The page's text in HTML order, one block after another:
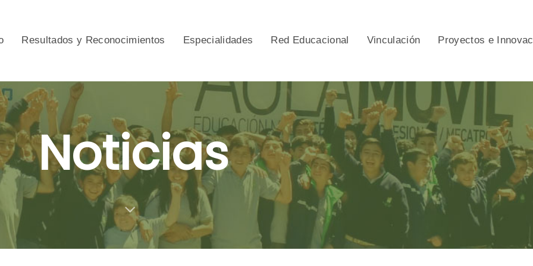
Resultados y Reconocimientos Especialidades Red Educacional Vinculación Proyectos e
Noticias